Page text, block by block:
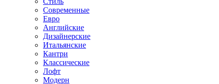
Современные
Евро
Английские
Дизайнерские
Итальянские
Кантри
Классические
Лофт
Модерн